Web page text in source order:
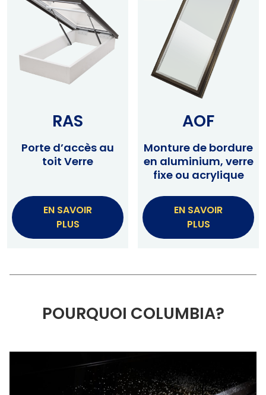
RAS
Porte d’accès au
toit Verre
EN SAVOIR
PLUS
AOF
Monture de bordure
en aluminium, verre
fixe ou acrylique
EN SAVOIR
PLUS
POURQUOI COLUMBIA?